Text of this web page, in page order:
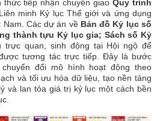
thức tiếp nhận chuyển giaoQuy trình
minh Kỷ lục Thế giới và ứng dụng
Nam. Các dự án về Bản đồ Kỷ lục số
thành tựu Kỷ lục gia; Sách số Kỷ
quan, sinh động tại Hội ngộ để
tương tác trực tiếp. Đây là bước
đổi mô hình hoạt động theo
và tối ưu hóa dữ liệu, tạo nền tảng
và lan tỏa giá trị kỷ lục một cách bền